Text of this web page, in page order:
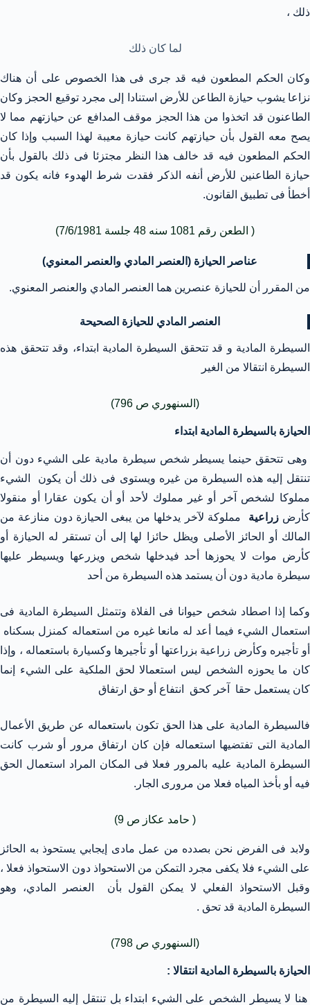
ذلك ،
لما كان ذلك
وكان الحكم المطعون فيه قد جرى فى هذا الخصوص على أن هناك
نزاعا يشوب حيازة الطاعن للأرض استنادا إلى مجرد توقيع الحجز وكان
الطاعنون قد اتخذوا من هذا الحجز موقف المدافع عن حيازتهم مما لا
يصح معه القول بأن حيازتهم كانت حيازة معيبة لهذا السبب وإذا كان
الحكم المطعون فيه قد خالف هذا النظر مجتزئا فى ذلك بالقول بأن
حيازة الطاعنين للأرض أنفه الذكر فقدت شرط الهدوء فانه يكون قد
أخطأ فى تطبيق القانون.
( الطعن رقم 1081 سنه 48 جلسة 7/6/1981)
عناصر الحيازة (العنصر المادي والعنصر المعنوي)
من المقرر أن للحيازة عنصرين هما العنصر المادي والعنصر المعنوي.
العنصر المادي للحيازة الصحيحة
السيطرة المادية و قد تتحقق السيطرة المادية ابتداء، وقد تتحقق هذه
السيطرة انتقالا من الغير
(السنهوري ص 796)
الحيازة بالسيطرة المادية ابتداء
وهى تتحقق حينما يسيطر شخص سيطرة مادية على الشيء دون أن
تنتقل إليه هذه السيطرة من غيره ويستوى فى ذلك أن يكون الشيء
مملوكا لشخص آخر أو غير مملوك لأحد أو أن يكون عقارا أو منقولا
كأرضزراعية مملوكة لآخر يدخلها من يبغى الحيازة دون منازعة من
المالك أو الحائز الأصلى ويظل حائزا لها إلى أن تستقر له الحيازة أو
كأرض موات لا يحوزها أحد فيدخلها شخص ويزرعها ويسيطر عليها
سيطرة مادية دون أن يستمد هذه السيطرة من أحد
وكما إذا اصطاد شخص حيوانا فى الفلاة وتتمثل السيطرة المادية فى
استعمال الشيء فيما أعد له مانعا غيره من استعماله كمنزل بسكناه
أو تأجيره وكأرض زراعية بزراعتها أو تأجيرها وكسيارة باستعماله ، وإذا
كان ما يحوزه الشخص ليس استعمالا لحق الملكية على الشيء إنما
كان يستعمل حقا آخر كحق انتفاع أو حق ارتفاق
فالسيطرة المادية على هذا الحق تكون باستعماله عن طريق الأعمال
المادية التى تفتضيها استعماله فإن كان ارتفاق مرور أو شرب كانت
السيطرة المادية عليه بالمرور فعلا فى المكان المراد استعمال الحق
فيه أو بأخذ المياه فعلا من مرورى الجار.
( حامد عكاز ص 9)
ولابد فى الفرض نحن بصدده من عمل مادى إيجابي يستحوذ به الحائز
على الشيء فلا يكفى مجرد التمكن من الاستحواذ دون الاستحواذ فعلا ،
وقبل الاستحواذ الفعلي لا يمكن القول بأن العنصر المادي، وهو
السيطرة المادية قد تحق .
(السنهوري ص 798)
الحيازة بالسيطرة المادية انتقالا :
هنا لا يسيطر الشخص على الشيء ابتداء بل تنتقل إليه السيطرة من